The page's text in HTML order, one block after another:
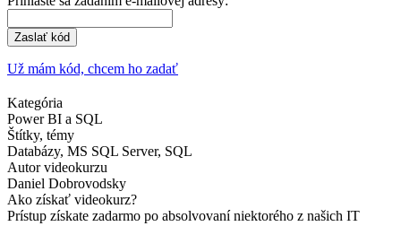
Zaslať kód
Už mám kód, chcem ho zadať
Kategória
Power BI a SQL
Štítky, témy
Databázy, MS SQL Server, SQL
Autor videokurzu
Daniel Dobrovodsky
Ako získať videokurz?
Prístup získate zadarmo po absolvovaní niektorého z našich IT